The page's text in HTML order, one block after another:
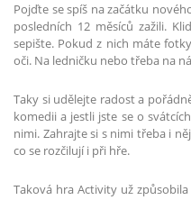
Pojďte se spíš na začátku
posledních 12 měsíců zažili.
sepište. Pokud z nich máte
oči. Na ledničku nebo třeba na
Taky si udělejte radost a
komedii a jestli jste se o
nimi. Zahrajte si s nimi třeba i
co se rozčilují i při hře.
Taková hra Activity už